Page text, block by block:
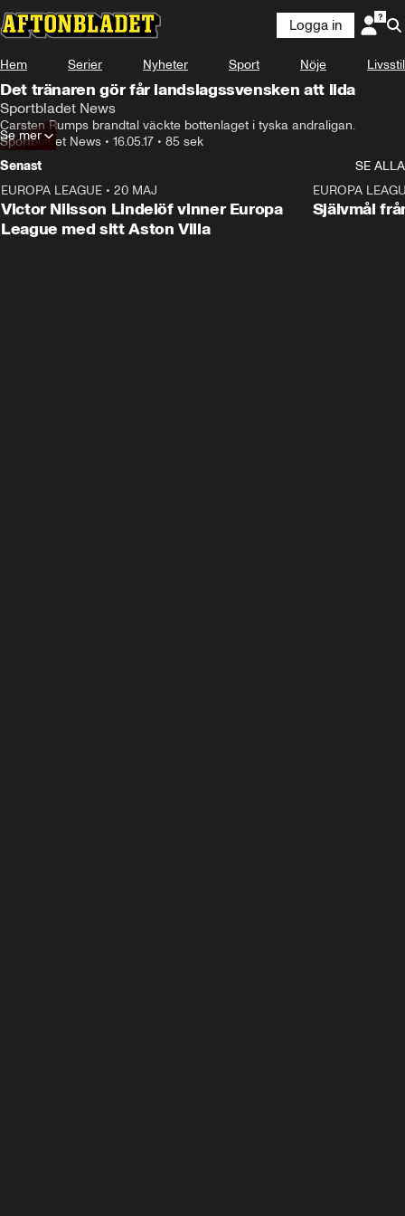
Logga in
Hem Serier Nyheter Sport Nöje Livsstil
Det tränaren gör får landslagssvensken att lida
Sportbladet News
Carsten Rumps brandtal väckte bottenlaget i tyska andraligan.
Sportbladet News • 16.05.17 • 85 sek
Se mer
Senast
SE ALLA
EUROPA LEAGUE • 20 MAJ
Victor Nilsson Lindelöf vinner Europa
League med sitt Aston Villa
EUROPA
Självmål